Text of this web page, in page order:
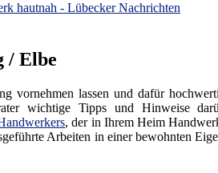
hautnah - Lübecker Nachrichten
/ Elbe
vornehmen lassen und dafür
wichtige Tipps und Hinweise
, der in Ihrem Heim
Arbeiten in einer bewohnten